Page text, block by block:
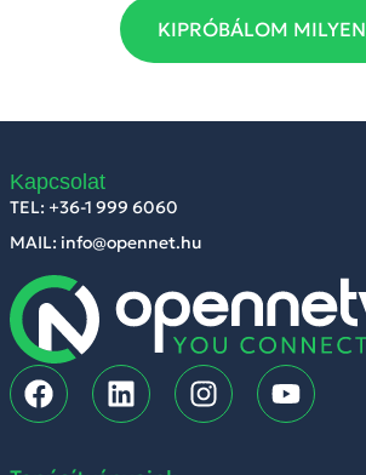
KIPRÓBÁLOM MILYEN
Kapcsolat
TEL: +36-1 999 6060
MAIL: info@opennet.hu